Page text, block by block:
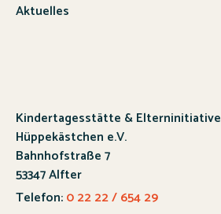
Aktuelles
Kindertagesstätte & Elterninitiative
Hüppekästchen e.V.
Bahnhofstraße 7
53347 Alfter
Telefon:0 22 22 / 654 29